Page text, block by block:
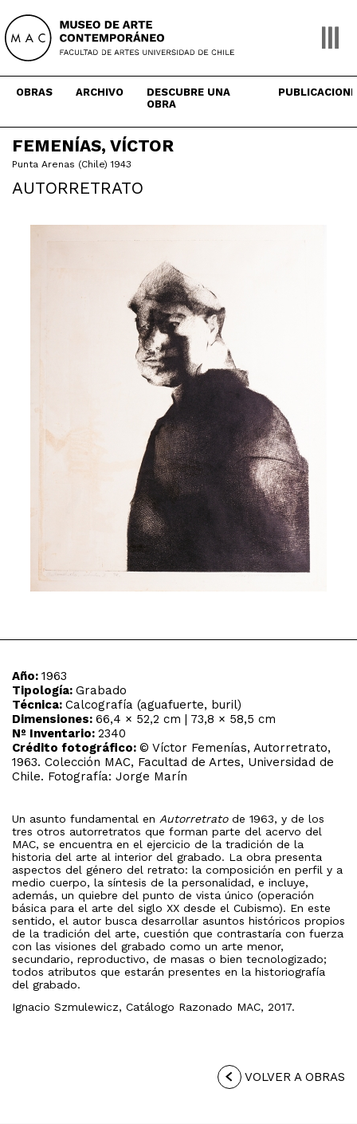
content
OBRAS ARCHIVO
DESCUBRE UNA
OBRA
FEMENÍAS, VÍCTOR
Punta Arenas (Chile) 1943
AUTORRETRATO
Año: 1963
Tipología: Grabado
Técnica: Calcografía (aguafuerte, buril)
Dimensiones: 66,4 × 52,2 cm | 73,8 × 58,5 cm
Nº Inventario: 2340
Crédito fotográfico: © Víctor Femenías, Autorretrato,
1963. Colección MAC, Facultad de Artes, Universidad de
Chile. Fotografía: Jorge Marín
Un asunto fundamental en Autorretratode 1963, y de los
tres otros autorretratos que forman parte del acervo del
MAC, se encuentra en el ejercicio de la tradición de la
historia del arte al interior del grabado. La obra presenta
aspectos del género del retrato: la composición en perfil y a
medio cuerpo, la síntesis de la personalidad, e incluye,
además, un quiebre del punto de vista único (operación
básica para el arte del siglo XX desde el Cubismo). En este
sentido, el autor busca desarrollar asuntos históricos propios
de la tradición del arte, cuestión que contrastaría con fuerza
con las visiones del grabado como un arte menor,
secundario, reproductivo, de masas o bien tecnologizado;
todos atributos que estarán presentes en la historiografía
del grabado.
Ignacio Szmulewicz, Catálogo Razonado MAC, 2017.
VOLVER A OBRAS